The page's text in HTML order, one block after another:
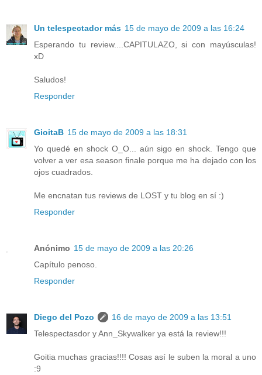
Un telespectador más 15 de mayo de 2009 a las 16:24
Esperando tu review....CAPITULAZO, si con mayúsculas!
xD
Saludos!
Responder
GioitaB 15 de mayo de 2009 a las 18:31
Yo quedé en shock O_O... aún sigo en shock. Tengo que
volver a ver esa season finale porque me ha dejado con los
ojos cuadrados.
Me encnatan tus reviews de LOST y tu blog en sí :)
Responder
Anónimo 15 de mayo de 2009 a las 20:26
Capítulo penoso.
Responder
Diego del Pozo
16 de mayo de 2009 a las 13:51
Telespectasdor y Ann_Skywalker ya está la review!!!
Goitia muchas gracias!!!! Cosas así le suben la moral a uno
:9